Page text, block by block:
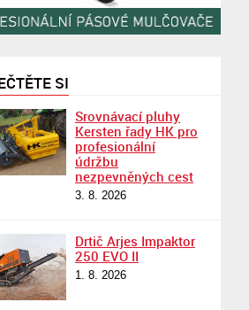
SI
Srovnávací pluhy
Kersten řady HK pro
profesionální
údržbu
nezpevněných cest
3. 8. 2026
Drtič Arjes Impaktor
250 EVO II
1. 8. 2026